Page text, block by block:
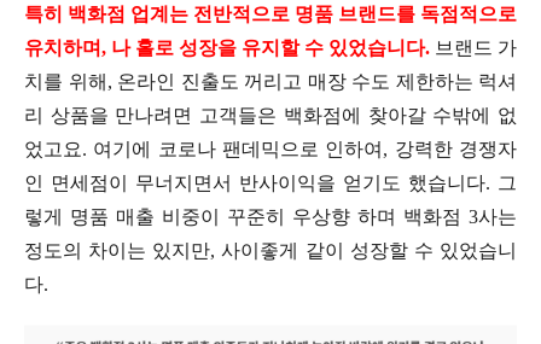
특히 백화점 업계는 전반적으로 명품 브랜드를 독점적으로
유치하며, 나 홀로 성장을 유지할 수 있었습니다. 브랜드 가
치를 위해, 온라인 진출도 꺼리고 매장 수도 제한하는 럭셔
리 상품을 만나려면 고객들은 백화점에 찾아갈 수밖에 없
었고요. 여기에 코로나 팬데믹으로 인하여, 강력한 경쟁자
인 면세점이 무너지면서 반사이익을 얻기도 했습니다. 그
렇게 명품 매출 비중이 꾸준히 우상향 하며 백화점 3사는
정도의 차이는 있지만, 사이좋게 같이 성장할 수 있었습니
다.